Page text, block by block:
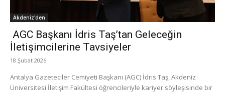
Akdeniz'den
AGC Başkanı İdris Taş’tan Geleceğin
İletişimcilerine Tavsiyeler
18 Şubat 2026
Antalya Gazeteciler Cemiyeti Başkanı (AGC) İdris Taş, Akdeniz
Üniversitesi İletişim Fakültesi öğrencileriyle kariyer söyleşisinde bir